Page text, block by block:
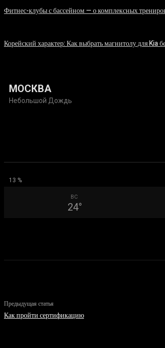
Фитнес-клубы с бассейном — о комплексных
Корейский характер: Как выбрать магнитолу для Kia
МОСКВА
Небольшой Дождь
13 %
ВС
24°
Предыдущая статья
Как пройти сертификацию